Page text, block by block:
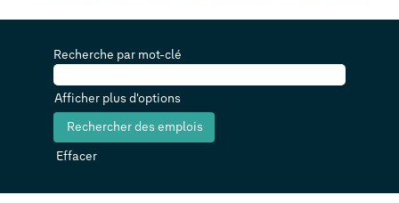
Recherche par mot-clé
Afficher plus d'options
Effacer